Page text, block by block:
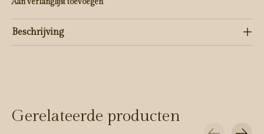
Beschrijving
Gerelateerde producten